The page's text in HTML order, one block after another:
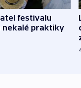
festivalu
nekalé praktiky